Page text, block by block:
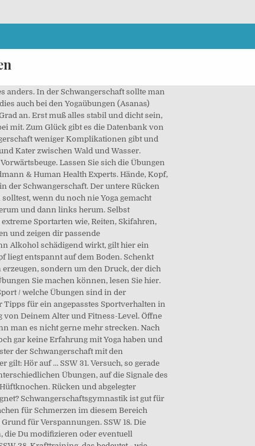
dann Arm und Bein ab. Sobald ihr merkt, dass ihr nicht mehr könnt oder der Bauch hart wird, solltet ihr das Training umgehend unterbrechen und eine Pause einlegen. Das ist aber eine reine Sicherheitsregel, wie vieles im Zusammenhang mit Schwangerschaft und Yoga ist … Trimester ich gerade bin? Beckenboden-Übungen sind in der Schwangerschaft Pflicht. #rücken übungen #rücken übungen schmerzen #rücken übungen frauen #rücken übungen männer #rücken stärken übungen … Außerdem kann Schwangerschaftsgymnastik Beschwerden in der Schwangerschaft vorbeugen oder sie zumindest lindern. Übungen, welche die geraden Bauchmuskeln stärken, sind am Anfang der Schwangerschaft erlaubt. Dehnung (z.B. Halte ein paar Sekunden und atme tief in die Rippen ein. Wechsle dann die Seite. SSW 32. Bis etwa zur 20. Genauso bei einer Beckenbodenschäche. Wenn Sie ungutes Gefühl, dann stoppen und eine Pause machen. Verzichten Sie auf Aktivitäten, die möglicherweise zu einer Fehl- oder Frühgeburt führen könnten, und natürlich solche, die mit einem hohen Stolperrisiko verbunden sind. Das ist natürlich ein wichtiger Punkt, der angesprochen werden muss, aber das bedeutet nicht, dass du jetzt in Panik … Hier ist eine Liste von dem, was in der Schwangerschaft zu vermeiden Übungen: 1. Und tagsüber werden die Babies meistens auch schon sehr viel Die Übungen können innerhalb eines Kurses oder zuhause durchgeführt werden. Zum Glück gibt es die Datenbank von Embryotox, die dir zeigt, welche Medikamente verboten und welche erlaubt sind. Vermeiden Sie Übungen, bei denen Sie auf dem Rücken liegen, da diese die Blutversorgung des Babys und des Gehirns der schwangeren Frau unterbrechen und ein Gefühl der Ohnmacht verursachen können Vermeiden Sie Übungen, bei denen die Bauchmuskeln zusammengezogen werden müssen, da sie die Gebärmutter übermäßig belasten Nach der 20. Schwangerschaftswoche müssen Sie keine Angst haben, dass das Baby wegen der Muskeln zu wenig Platz im Bauch haben könnte. Wenn du wissen möchtest, welche Aktivitäten in der Schwangerschaft gemieden werden sollten, helfen wir dir gern mit diesen 8 Punkten. Die richtige Krankenversicherung für das Kind: Familienversicherung oder PKV? Die Bauchmuskulatur wird in der Schwangerschaft sowieso gedehnt. Rückbildung vom ersten Tag an, im Rückbildungskurs, in der Praxis mit Patienten und leider auch oft die Spätfolgen von Beckenbodenschwächen (und was es sonst noch alles geben kann) in der Mit Anleitung und Bildern zu jeder Übung. Skip to content. SSW 14. Isoliertes Bauchmuskeltraining wie z.B. Das liegt vor allem daran